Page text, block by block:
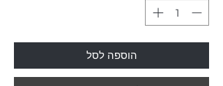
הוספה לסל